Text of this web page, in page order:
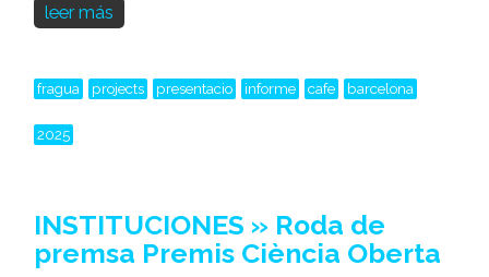
leer más
fragua projects presentacio informe cafe barcelona
2025
INSTITUCIONES » Roda de
premsa Premis Ciència Oberta